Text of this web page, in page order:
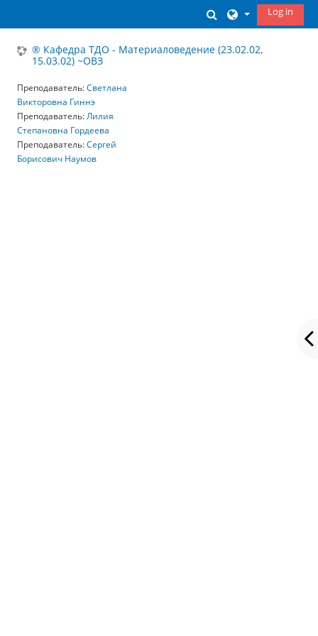
Toggle search
Log in
® Кафедра ТДО - Материаловедение (23.02.02,
15.03.02) ~ОВЗ
Преподаватель:Светлана
Викторовна Гиннэ
Преподаватель:Лилия
Степановна Гордеева
Преподаватель:Сергей
Борисович Наумов